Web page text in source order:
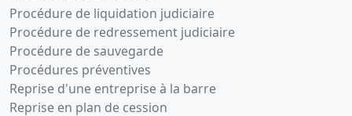
Procédure de liquidation judiciaire
Procédure de redressement judiciaire
Procédure de sauvegarde
Procédures préventives
Reprise d'une entreprise à la barre
Reprise en plan de cession